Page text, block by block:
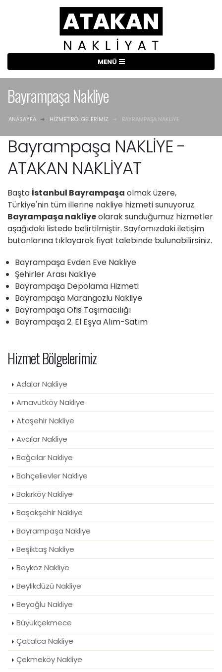
Bayrampaşa Nakliye
ANASAYFA HIZMET BÖLGELERIMIZ BAYRAMPAŞA NAKLIYE
Bayrampaşa NAKLİYE -
ATAKAN NAKLİYAT
Başta İstanbul Bayrampaşa olmak üzere,
Türkiye'nin tüm illerine nakliye hizmeti sunuyoruz.
Bayrampaşa nakliyeolarak sunduğumuz hizmetler
aşağıdaki listede belirtilmiştir. Sayfamızdaki iletişim
butonlarına tıklayarak fiyat talebinde bulunabilirsiniz.
Bayrampaşa Evden Eve Nakliye
Şehirler Arası Nakliye
Bayrampaşa Depolama Hizmeti
Bayrampaşa Marangozlu Nakliye
Bayrampaşa Ofis Taşımacılığı
Bayrampaşa 2. El Eşya Alım-Satım
Hizmet Bölgelerimiz
Adalar Nakliye
Arnavutköy Nakliye
Ataşehir Nakliye
Avcılar Nakliye
Bağcılar Nakliye
Bahçelievler Nakliye
Bakırköy Nakliye
Başakşehir Nakliye
Bayrampaşa Nakliye
Beşiktaş Nakliye
Beykoz Nakliye
Beylikdüzü Nakliye
Beyoğlu Nakliye
Büyükçekmece
Çatalca Nakliye
Çekmeköy Nakliye